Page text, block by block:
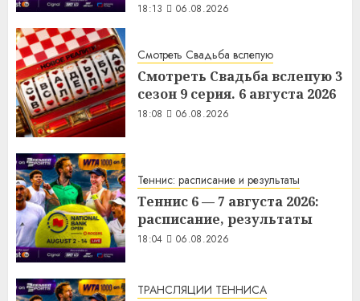
18:13 06.08.2026
Смотреть Свадьба вслепую
Смотреть Свадьба вслепую 3
сезон 9 серия. 6 августа 2026
18:08 06.08.2026
Теннис: расписание и результаты
Теннис 6 — 7 августа 2026:
расписание, результаты
18:04 06.08.2026
ТРАНСЛЯЦИИ ТЕННИСА